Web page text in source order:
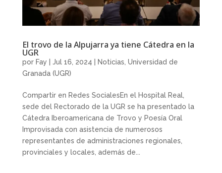
El trovo de la Alpujarra ya tiene Cátedra en la
UGR
por Fay Jul 16, 2024 Noticias Universidad de
Granada (UGR)
Compartir en Redes SocialesEn el Hospital Real,
sede del Rectorado de la UGR se ha presentado la
Cátedra Iberoamericana de Trovo y Poesía Oral
Improvisada con asistencia de numerosos
representantes de administraciones regionales,
provinciales y locales, además de...